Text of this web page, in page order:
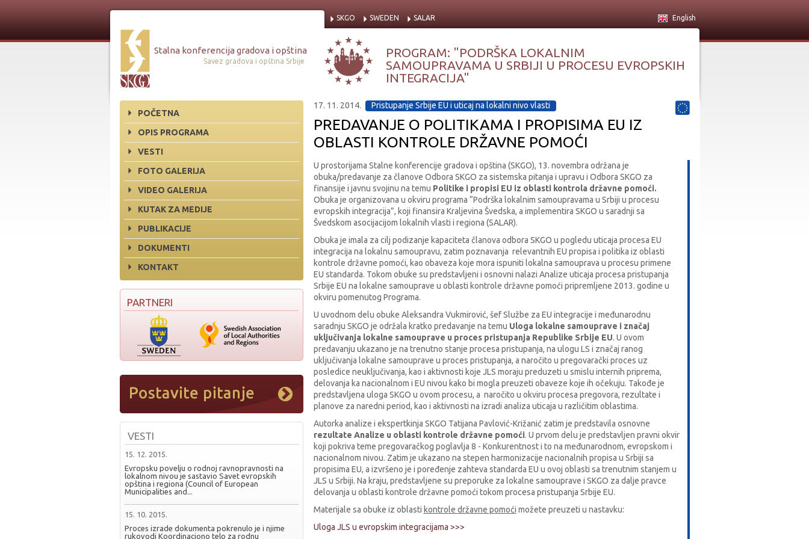
Stalna konferencija gradova i opština
Savez gradova i opština Srbije
SKGO SWEDEN SALAR English
PROGRAM: "PODRŠKA LOKALNIM
SAMOUPRAVAMA U SRBIJI U PROCESU EVROPSKIH
INTEGRACIJA"
POČETNA
OPIS PROGRAMA
VESTI
FOTO GALERIJA
VIDEO GALERIJA
KUTAK ZA MEDIJE
PUBLIKACIJE
DOKUMENTI
KONTAKT
PARTNERI
VESTI
15. 12. 2015.
Evropsku povelju o rodnoj ravnopravnosti na
lokalnom nivou je sastavio Savet evropskih
opština i regiona (Council of European
Municipalities and...
15. 10. 2015.
Proces izrade dokumenta pokrenulo je i njime
rukovodi Koordinaciono telo za rodnu
17. 11. 2014. Pristupanje Srbije EU i uticaj na lokalni nivo vlasti
PREDAVANJE O POLITIKAMA I PROPISIMA EU IZ
OBLASTI KONTROLE DRŽAVNE POMOĆI
U prostorijama Stalne konferencije gradova i opština (SKGO), 13. novembra održana je
obuka/predavanje za članove Odbora SKGO za sistemska pitanja i upravu i Odbora SKGO za
finansije i javnu svojinu na temu Politike i propisi EU iz oblasti kontrola državne pomoći.
Obuka je organizovana u okviru programa “Podrška lokalnim samoupravama u Srbiji u procesu
evropskih integracija”, koji finansira Kraljevina Švedska, a implementira SKGO u saradnji sa
Švedskom asocijacijom lokalnih vlasti i regiona (SALAR).
Obuka je imala za cilj podizanje kapaciteta članova odbora SKGO u pogledu uticaja procesa EU
integracija na lokalnu samoupravu, zatim poznavanja relevantnih EU propisa i politika iz oblasti
kontrole državne pomoći, kao obaveza koje mora ispuniti lokalna samouprava u procesu primene
EU standarda. Tokom obuke su predstavljeni i osnovni nalazi Analize uticaja procesa pristupanja
Srbije EU na lokalne samouprave u oblasti kontrole državne pomoći pripremljene 2013. godine u
okviru pomenutog Programa.
U uvodnom delu obuke Aleksandra Vukmirović, šef Službe za EU integracije i međunarodnu
saradnju SKGO je održala kratko predavanje na temu Uloga lokalne samouprave i značaj
uključivanja lokalne samouprave u proces pristupanja Republike Srbije EU. U ovom
predavanju ukazano je na trenutno stanje procesa pristupanja, na ulogu LS i značaj ranog
uključivanja lokalne samouprave u proces pristupanja, a naročito u pregovarački proces uz
posledice neuključivanja, kao i aktivnosti koje JLS moraju preduzeti u smislu internih priprema,
delovanja ka nacionalnom i EU nivou kako bi mogla preuzeti obaveze koje ih očekuju. Takođe je
predstavljena uloga SKGO u ovom procesu, a naročito u okviru procesa pregovora, rezultate i
planove za naredni period, kao i aktivnosti na izradi analiza uticaja u različitim oblastima.
Autorka analize i ekspertkinja SKGO Tatijana Pavlović-Križanić zatim je predstavila osnovne
rezultate Analize u oblasti kontrole državne pomoći. U prvom delu je predstavljen pravni okvir
koji pokriva teme pregovaračkog poglavlja 8 - Konkurentnost i to na međunarodnom, evropskom i
nacionalnom nivou. Zatim je ukazano na stepen harmonizacije nacionalnih propisa u Srbiji sa
propisima EU, a izvršeno je i poređenje zahteva standarda EU u ovoj oblasti sa trenutnim stanjem u
JLS u Srbiji. Na kraju, predstavljene su preporuke za lokalne samouprave i SKGO za dalje pravce
delovanja u oblasti kontrole državne pomoći tokom procesa pristupanja Srbije EU.
Materijale sa obuke iz oblasti kontrole državne pomoći možete preuzeti u nastavku:
Uloga JLS u evropskim integracijama >>>